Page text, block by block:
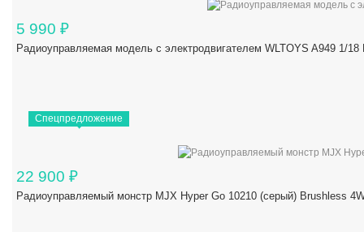
5 990 ₽
Радиоуправляемая модель с электродвигателем WLTOYS A949 1/
Спецпредложение
22 900 ₽
Радиоуправляемый монстр MJX Hyper Go 10210 (серый) Brushless